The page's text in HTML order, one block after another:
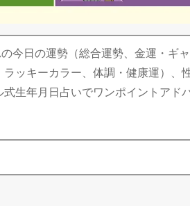
今日の運勢（総合運勢、金運・ギ
ッキーカラー、体調・健康運）、
生年月日占いでワンポイントアド